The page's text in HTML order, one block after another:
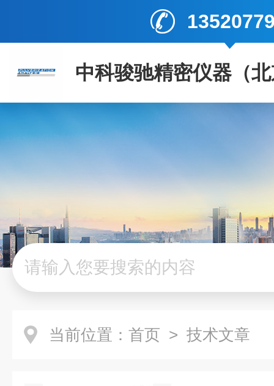
中科骏驰精密仪器（
司
当前位置： 首页 > 技术文章